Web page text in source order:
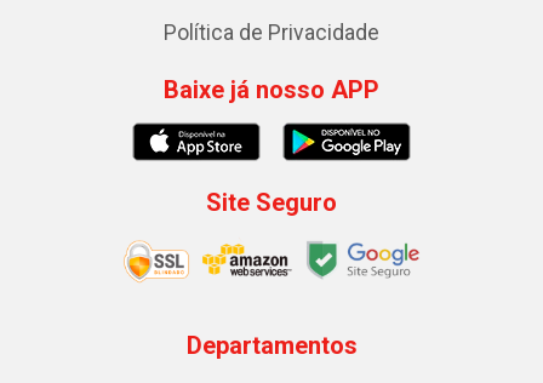
Política de Privacidade
Baixe já nosso APP
Site Seguro
Departamentos